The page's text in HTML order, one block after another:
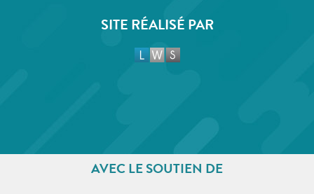
SITE RÉALISÉ PAR
AVEC LE SOUTIEN DE